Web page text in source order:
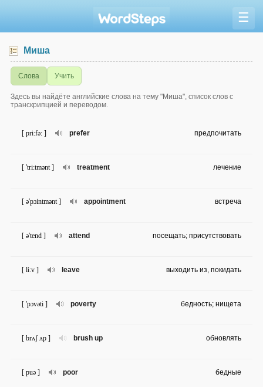
☰
Миша
Слова Учить
Здесь вы найдёте английские слова на тему "Миша", список слов с
транскрипцией и переводом.
prefer
[ pri:fə: ] предпочитать
treatment
[ 'tri:tmənt ] лечение
appointment
[ ə'pɔintmənt ] встреча
attend
[ ə'tend ] посещать; присутствовать
leave
[ li:v ] выходить из, покидать
poverty
[ 'pɔvəti ] бедность; нищета
brush up
[ brʌʃ ʌp ] обновлять
poor
[ puə ] бедные